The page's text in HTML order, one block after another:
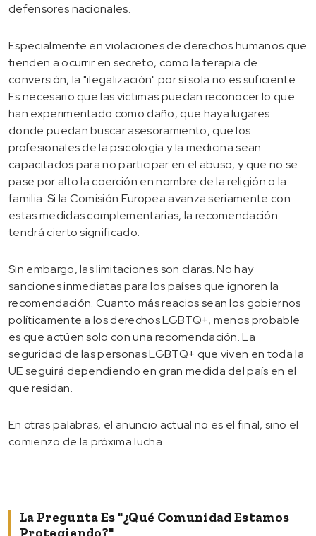
defensores nacionales.
Especialmente en violaciones de derechos humanos que
tienden a ocurrir en secreto, como la terapia de
conversión, la "ilegalización" por sí sola no es suficiente.
Es necesario que las víctimas puedan reconocer lo que
han experimentado como daño, que haya lugares
donde puedan buscar asesoramiento, que los
profesionales de la psicología y la medicina sean
capacitados para no participar en el abuso, y que no se
pase por alto la coerción en nombre de la religión o la
familia. Si la Comisión Europea avanza seriamente con
estas medidas complementarias, la recomendación
tendrá cierto significado.
Sin embargo, las limitaciones son claras. No hay
sanciones inmediatas para los países que ignoren la
recomendación. Cuanto más reacios sean los gobiernos
políticamente a los derechos LGBTQ+, menos probable
es que actúen solo con una recomendación. La
seguridad de las personas LGBTQ+ que viven en toda la
UE seguirá dependiendo en gran medida del país en el
que residan.
En otras palabras, el anuncio actual no es el final, sino el
comienzo de la próxima lucha.
La Pregunta Es "¿qué Comunidad Estamos